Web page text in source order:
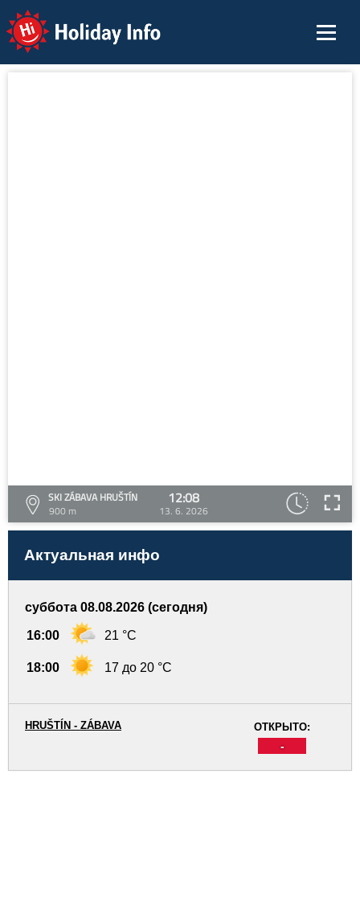
Holiday Info
SKI ZÁBAVA HRUŠTÍN
900 m
12:08
13. 6. 2026
Актуальная инфо
суббота 08.08.2026 (сегодня)
16:00 21 °C
18:00 17 до 20 °C
ОТКРЫТО:
-
HRUŠTÍN - ZÁBAVA